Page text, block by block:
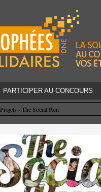
PARTICIPER AU CONCOURS
Projets › The Social Run